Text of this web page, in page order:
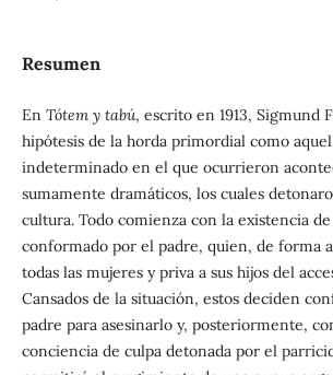
Resumen
En Tótem y tabú, escrito en 1913, Sigmund
hipótesis de la horda primordial como
indeterminado en el que ocurrieron
sumamente dramáticos, los cuales
cultura. Todo comienza con la existencia
conformado por el padre, quien, de forma
todas las mujeres y priva a sus hijos del
Cansados de la situación, estos deciden
padre para asesinarlo y, posteriormente,
conciencia de culpa detonada por el